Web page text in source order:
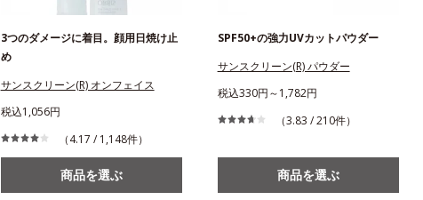
3つのダメージに着目。顔用日焼け止
め
サンスクリーン(R) オンフェイス
税込1,056円
（4.17 / 1,148件）
商品を選ぶ
SPF50+の強力UVカットパウダー
サンスクリーン(R) パウダー
税込330円～1,782円
（3.83 / 210件）
商品を選ぶ